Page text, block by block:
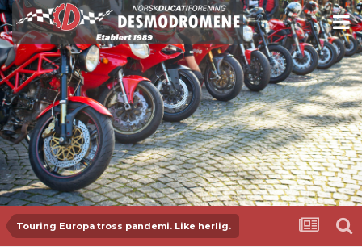
Touring Europa tross pandemi. Like herlig.